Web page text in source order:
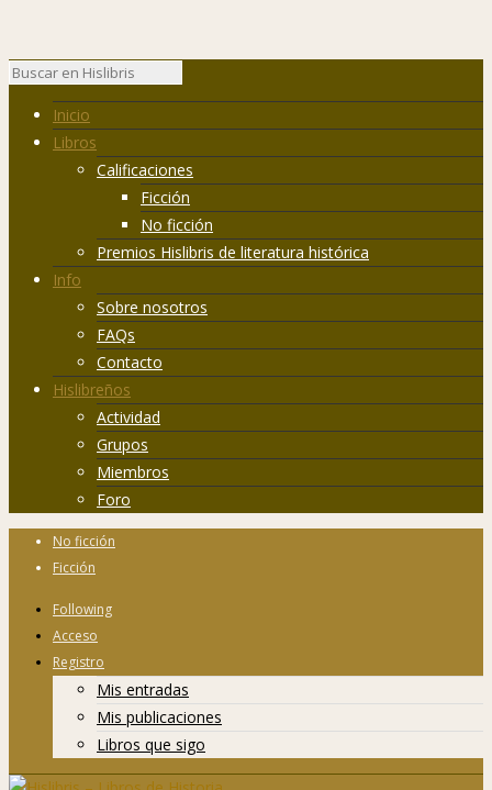
Inicio
Libros
Calificaciones
Ficción
No ficción
Premios Hislibris de literatura histórica
Info
Sobre nosotros
FAQs
Contacto
Hislibreños
Actividad
Grupos
Miembros
Foro
No ficción
Ficción
Following
Acceso
Registro
Mis entradas
Mis publicaciones
Libros que sigo